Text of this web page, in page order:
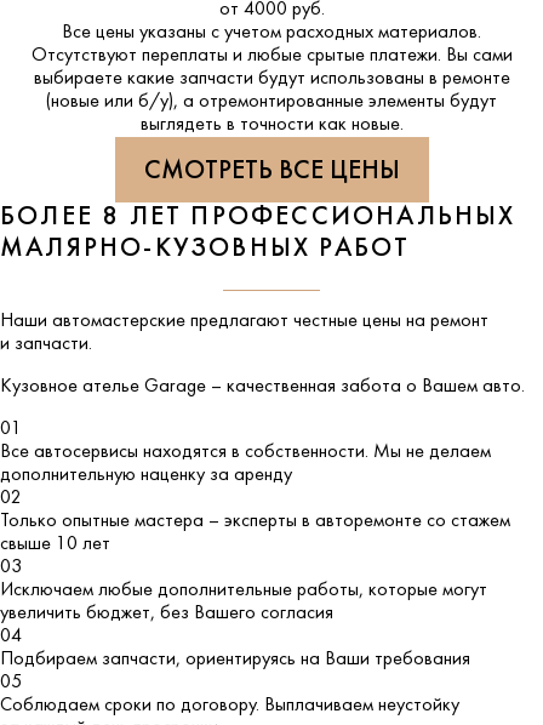
от 4000 руб.
Все цены указаны с учетом расходных материалов.
Отсутствуют переплаты и любые срытые платежи. Вы сами
выбираете какие запчасти будут использованы в ремонте
(новые или б/у), а отремонтированные элементы будут
выглядеть в точности как новые.
СМОТРЕТЬ ВСЕ ЦЕНЫ
БОЛЕЕ 8 ЛЕТ ПРОФЕССИОНАЛЬНЫХ
МАЛЯРНО-КУЗОВНЫХ РАБОТ
Наши автомастерские предлагают честные цены на ремонт
и запчасти.
Кузовное ателье Garage – качественная забота о Вашем авто.
01
Все автосервисы находятся в собственности. Мы не делаем
дополнительную наценку за аренду
02
Только опытные мастера – эксперты в авторемонте со стажем
свыше 10 лет
03
Исключаем любые дополнительные работы, которые могут
увеличить бюджет, без Вашего согласия
04
Подбираем запчасти, ориентируясь на Ваши требования
05
Соблюдаем сроки по договору. Выплачиваем неустойку